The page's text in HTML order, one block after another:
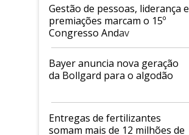
Gestão de pessoas, liderança e
premiações marcam o 15º
Congresso Andav
Bayer anuncia nova geração
da Bollgard para o algodão
Entregas de fertilizantes
somam mais de 12 milhões de